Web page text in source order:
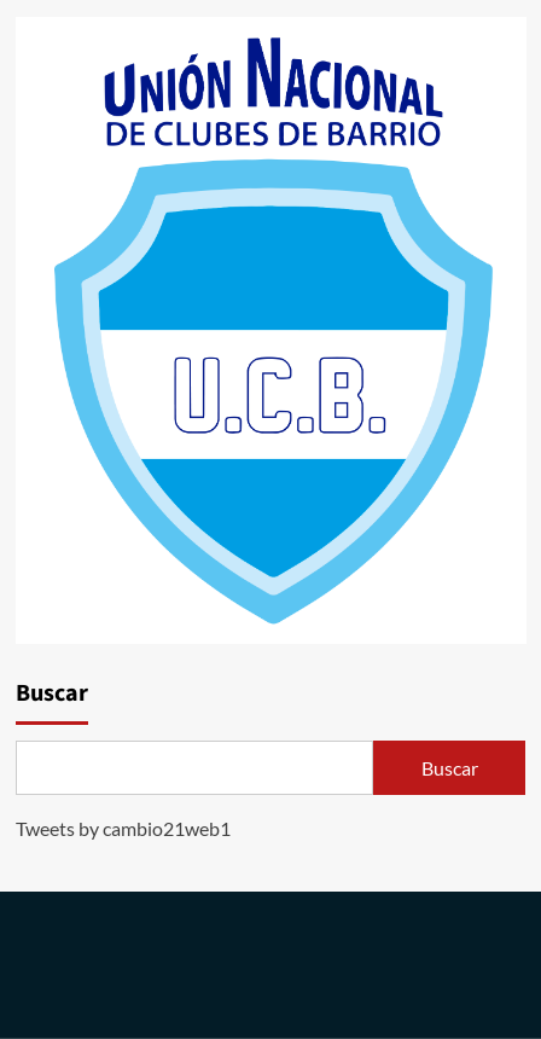
Buscar
Buscar
Tweets by cambio21web1